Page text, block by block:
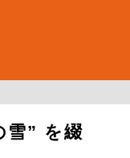
雪” を綴